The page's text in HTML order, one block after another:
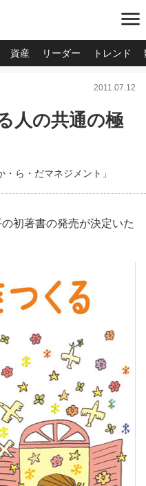
menu
資産 リーダー トレンド
2011.07.12
人の共通の極
ら・だマネジメント」
初著書の発売が決定いた